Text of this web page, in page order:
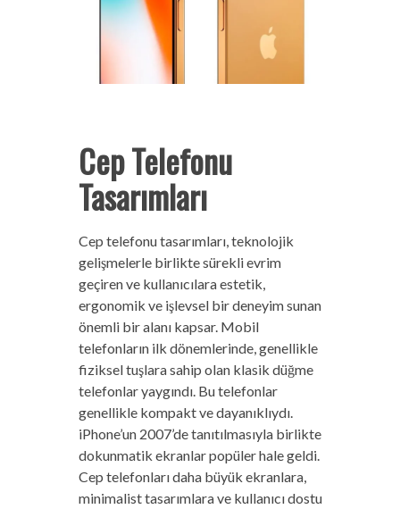
Cep Telefonu
Tasarımları
Cep telefonu tasarımları, teknolojik
gelişmelerle birlikte sürekli evrim
geçiren ve kullanıcılara estetik,
ergonomik ve işlevsel bir deneyim sunan
önemli bir alanı kapsar. Mobil
telefonların ilk dönemlerinde, genellikle
fiziksel tuşlara sahip olan klasik düğme
telefonlar yaygındı. Bu telefonlar
genellikle kompakt ve dayanıklıydı.
iPhone’un 2007’de tanıtılmasıyla birlikte
dokunmatik ekranlar popüler hale geldi.
Cep telefonları daha büyük ekranlara,
minimalist tasarımlara ve kullanıcı dostu